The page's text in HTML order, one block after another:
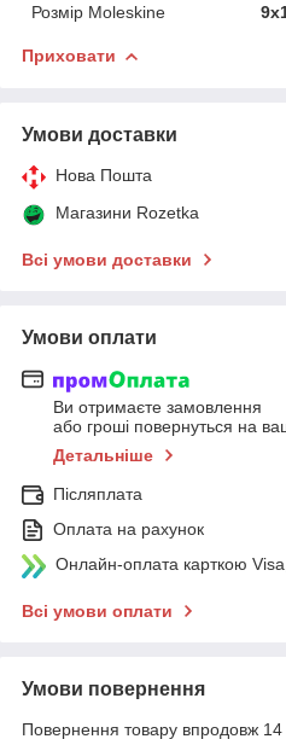
Розмір Moleskine
Приховати
Умови доставки
Нова Пошта
Магазини Rozetka
Всі умови доставки
Умови оплати
Ви отримаєте замовлення
або гроші повернуться на
Детальніше
Післяплата
Оплата на рахунок
Онлайн-оплата карткою
Всі умови оплати
Умови повернення
Повернення товару впродовж 14